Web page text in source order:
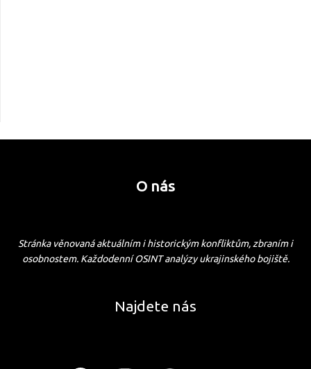
O nás
Stránka věnovaná aktuálním i historickým konfliktům, zbraním i
osobnostem. Každodenní OSINT analýzy ukrajinského bojiště.
Najdete nás